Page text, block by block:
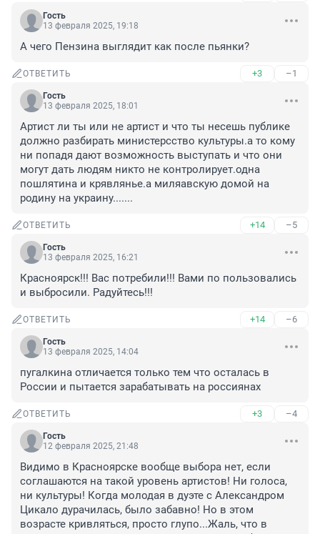
Гость
13 февраля 2025, 19:18
А чего Пензина выглядит как после пьянки?
ОТВЕТИТЬ +3 –1
Гость
13 февраля 2025, 18:01
Артист ли ты или не артист и что ты несешь публике
должно разбирать министерсство культуры.а то кому
ни попадя дают возможность выступать и что они
могут дать людям никто не контролирует.одна
пошлятина и крявлянье.а миляавскую домой на
родину на украину.......
ОТВЕТИТЬ +14 –5
Гость
13 февраля 2025, 16:21
Красноярск!!! Вас потребили!!! Вами по пользовались
и выбросили. Радуйтесь!!!
ОТВЕТИТЬ +14 –6
Гость
13 февраля 2025, 14:04
пугалкина отличается только тем что осталась в
России и пытается зарабатывать на россиянах
ОТВЕТИТЬ +3 –4
Гость
12 февраля 2025, 21:48
Видимо в Красноярске вообще выбора нет, если
соглашаются на такой уровень артистов! Ни голоса,
ни культуры! Когда молодая в дуэте с Александром
Цикало дурачилась, было забавно! Но в этом
возрасте кривляться, просто глупо...Жаль, что в